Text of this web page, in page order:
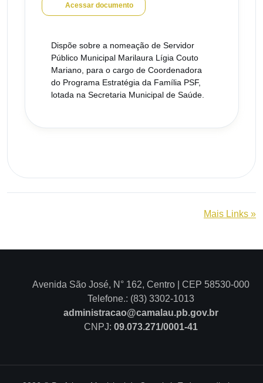
Acessar documento
Dispõe sobre a nomeação de Servidor
Público Municipal Marilaura Lígia Couto
Mariano, para o cargo de Coordenadora
do Programa Estratégia da Família PSF,
lotada na Secretaria Municipal de Saúde.
Mais Links »
Avenida São José, N° 162, Centro | CEP 58530-000
Telefone.: (83) 3302-1013
administracao@camalau.pb.gov.br
CNPJ: 09.073.271/0001-41